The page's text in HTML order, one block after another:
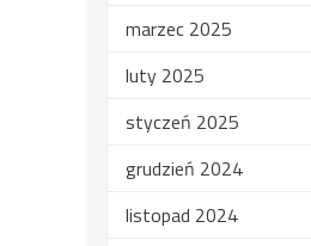
marzec 2025
luty 2025
styczeń 2025
grudzień 2024
listopad 2024